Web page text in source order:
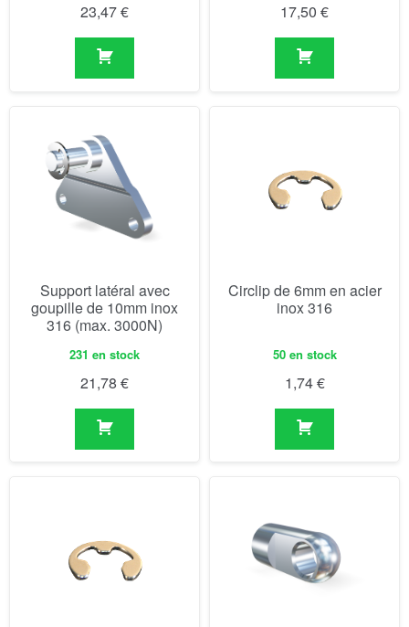
23,47€ 17,50 €
Support latéral avec
goupille de 10mm inox
316 (max. 3000N)
231 en stock
21,78 €
Circlip de 6mm en acier
inox 316
50 en stock
1,74€